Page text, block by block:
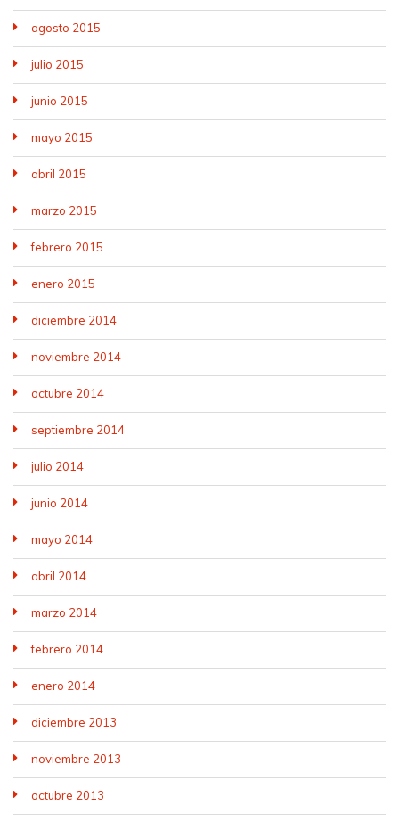
agosto 2015
julio 2015
junio 2015
mayo 2015
abril 2015
marzo 2015
febrero 2015
enero 2015
diciembre 2014
noviembre 2014
octubre 2014
septiembre 2014
julio 2014
junio 2014
mayo 2014
abril 2014
marzo 2014
febrero 2014
enero 2014
diciembre 2013
noviembre 2013
octubre 2013